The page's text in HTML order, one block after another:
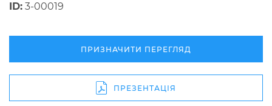
ID: 3-00019
ПРИЗНАЧИТИ ПЕРЕГЛЯД
ПРЕЗЕНТАЦІЯ